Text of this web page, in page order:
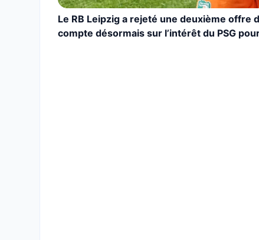
Le RB Leipzig a rejeté une deuxième offre
compte désormais sur l’intérêt du PSG